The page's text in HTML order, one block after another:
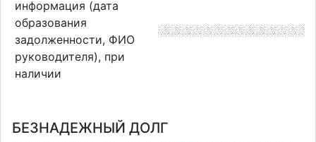
информация (дата
образования
задолженности, ФИО
руководителя), при
наличии
БЕЗНАДЕЖНЫЙ ДОЛГ